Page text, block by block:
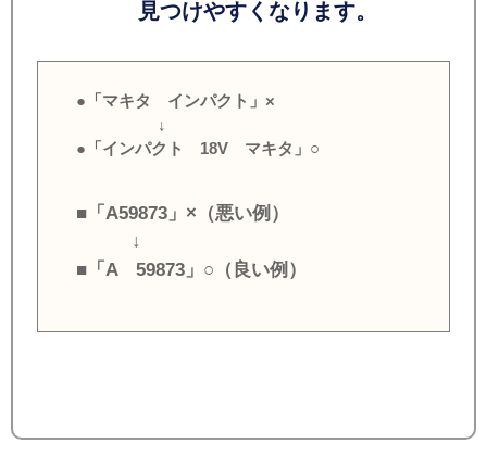
見つけやすくなります。
●「マキタ インパクト」×
↓
●「インパクト 18V マキタ」○
■「A59873」×（悪い例）
↓
■「A 59873」○（良い例）